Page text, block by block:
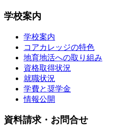
学校案内
学校案内
コアカレッジの特色
地育地活への取り組み
資格取得状況
就職状況
学費と奨学金
情報公開
資料請求・お問合せ